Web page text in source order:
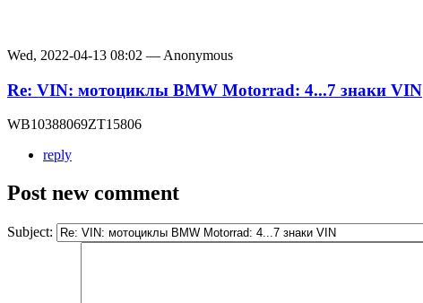
Wed, 2022-04-13 08:02 — Anonymous
Re: VIN: мотоциклы BMW Motorrad: 4...7 знаки VIN
WB10388069ZT15806
reply
Post new comment
Subject: